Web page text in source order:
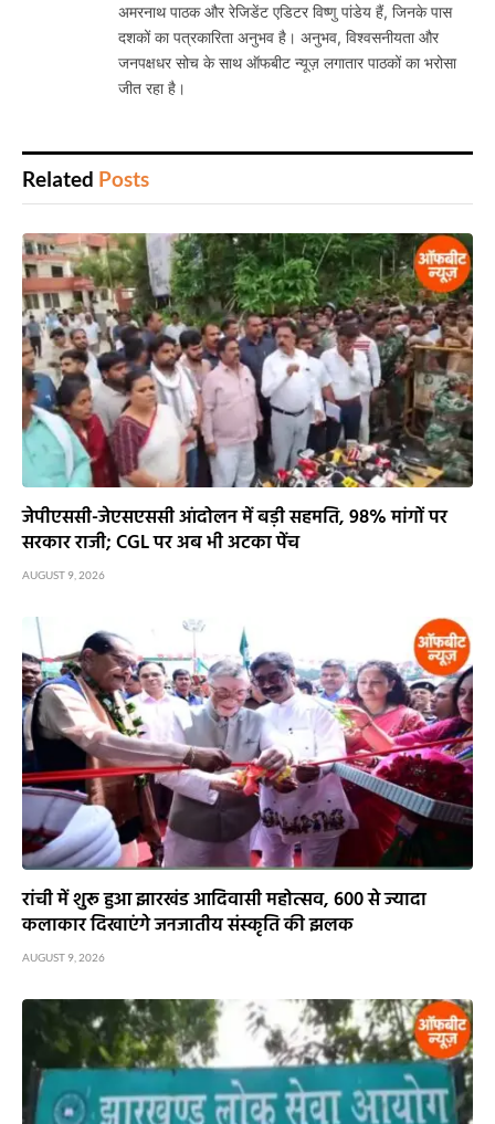
अमरनाथ पाठक और रेजिडेंट एडिटर विष्णु पांडेय हैं, जिनके पास
दशकों का पत्रकारिता अनुभव है। अनुभव, विश्वसनीयता और
जनपक्षधर सोच के साथ ऑफबीट न्यूज़ लगातार पाठकों का भरोसा
जीत रहा है।
Related Posts
जेपीएससी-जेएसएससी आंदोलन में बड़ी सहमति, 98% मांगों पर
सरकार राजी; CGL पर अब भी अटका पेंच
AUGUST 9, 2026
रांची में शुरू हुआ झारखंड आदिवासी महोत्सव, 600 से ज्यादा
कलाकार दिखाएंगे जनजातीय संस्कृति की झलक
AUGUST 9, 2026